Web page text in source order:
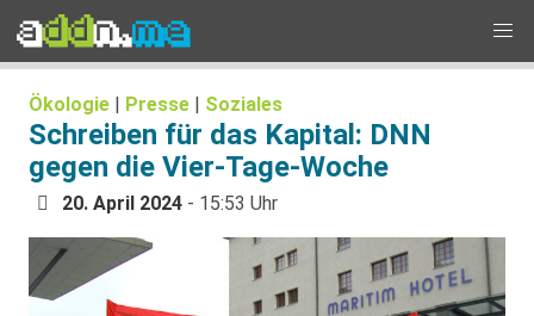
Ökologie | Presse | Soziales
Schreiben für das Kapital: DNN
gegen die Vier-Tage-Woche
20. April 2024 - 15:53 Uhr